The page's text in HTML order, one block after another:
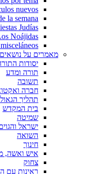
nuevos
la semana
Judías
Noájidas
מאמרים על נושאים
יסודות
תורה ומדע
תשובה
חברה
תהליך
בית המקדש
שמיטה
ישראל
השואה
חינוך
איש ואשה,
צחוק
ראינות עם